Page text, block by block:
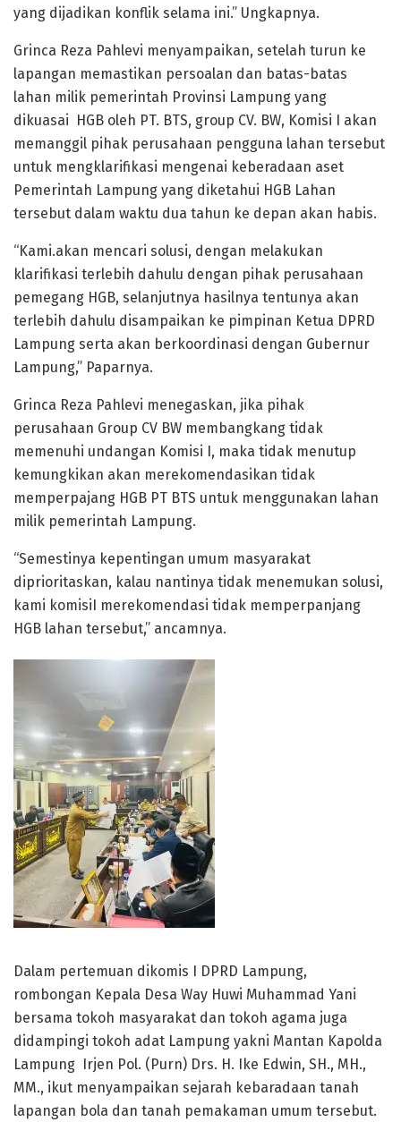
yang dijadikan konflik selama ini.” Ungkapnya.
Grinca Reza Pahlevi menyampaikan, setelah turun ke
lapangan memastikan persoalan dan batas-batas
lahan milik pemerintah Provinsi Lampung yang
dikuasai HGB oleh PT. BTS, group CV. BW, Komisi I akan
memanggil pihak perusahaan pengguna lahan tersebut
untuk mengklarifikasi mengenai keberadaan aset
Pemerintah Lampung yang diketahui HGB Lahan
tersebut dalam waktu dua tahun ke depan akan habis.
“Kami.akan mencari solusi, dengan melakukan
klarifikasi terlebih dahulu dengan pihak perusahaan
pemegang HGB, selanjutnya hasilnya tentunya akan
terlebih dahulu disampaikan ke pimpinan Ketua DPRD
Lampung serta akan berkoordinasi dengan Gubernur
Lampung,” Paparnya.
Grinca Reza Pahlevi menegaskan, jika pihak
perusahaan Group CV BW membangkang tidak
memenuhi undangan Komisi I, maka tidak menutup
kemungkikan akan merekomendasikan tidak
memperpajang HGB PT BTS untuk menggunakan lahan
milik pemerintah Lampung.
“Semestinya kepentingan umum masyarakat
diprioritaskan, kalau nantinya tidak menemukan solusi,
kami komisiI merekomendasi tidak memperpanjang
HGB lahan tersebut,” ancamnya.
Dalam pertemuan dikomis I DPRD Lampung,
rombongan Kepala Desa Way Huwi Muhammad Yani
bersama tokoh masyarakat dan tokoh agama juga
didampingi tokoh adat Lampung yakni Mantan Kapolda
Lampung Irjen Pol. (Purn) Drs. H. Ike Edwin, SH., MH.,
MM., ikut menyampaikan sejarah kebaradaan tanah
lapangan bola dan tanah pemakaman umum tersebut.